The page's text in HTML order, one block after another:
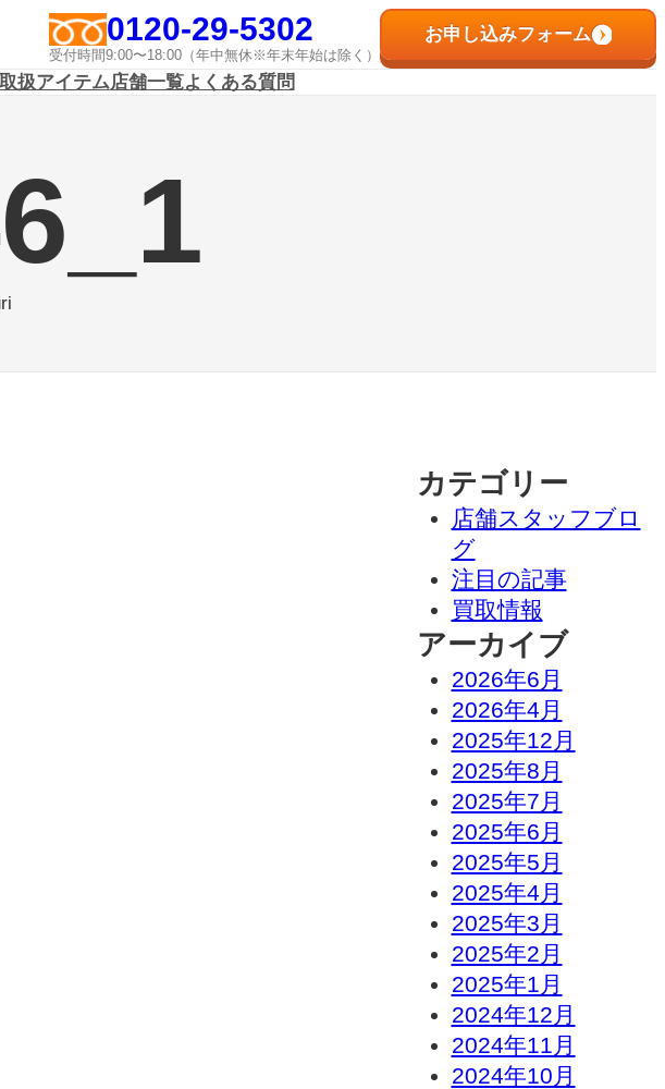
0120-29-5302
受付時間9:00〜18:00（年中無休※年末年始は除く）
お申し込みフォーム
取扱アイテム店舗一覧よくある質問
カテゴリー
店舗スタッフブロ
グ
注目の記事
買取情報
アーカイブ
2026年6月
2026年4月
2025年12月
2025年8月
2025年7月
2025年6月
2025年5月
2025年4月
2025年3月
2025年2月
2025年1月
2024年12月
2024年11月
2024年10月